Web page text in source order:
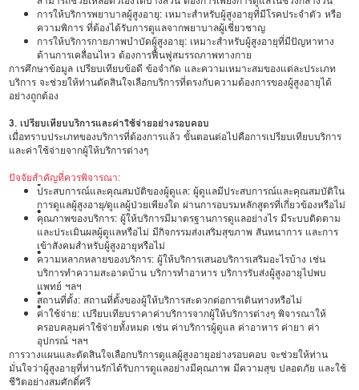
การให้บริการพยาบาลผู้สูงอายุ: เหมาะสำหรับผู้สูงอายุที่มีโรคประจำตัว หรือ
ความพิการ ที่ต้องได้รับการดูแลจากพยาบาลผู้เชี่ยวชาญ
การให้บริการกายภาพบำบัดผู้สูงอายุ: เหมาะสำหรับผู้สูงอายุที่มีปัญหาทาง
ด้านการเคลื่อนไหว ต้องการฟื้นฟูสมรรถภาพทางกาย
การศึกษาข้อมูล เปรียบเทียบข้อดี ข้อจำกัด และความเหมาะสมของแต่ละประเภท
บริการ จะช่วยให้ท่านตัดสินใจเลือกบริการที่ตรงกับความต้องการของผู้สูงอายุได้
อย่างถูกต้อง
3. เปรียบเทียบบริการและค่าใช้จ่ายอย่างรอบคอบ
เมื่อทราบประเภทของบริการที่ต้องการแล้ว ขั้นตอนต่อไปคือการเปรียบเทียบบริการ
และค่าใช้จ่ายจากผู้ให้บริการต่างๆ
ปัจจัยสำคัญที่ควรพิจารณา:
•
ประสบการณ์และคุณสมบัติของผู้ดูแล: ผู้ดูแลมีประสบการณ์และคุณสมบัติใน
การดูแลผู้สูงอายุ/ดูแลผู้ป่วยเพียงใด ผ่านการอบรมหลักสูตรที่เกี่ยวข้องหรือไม่
•
คุณภาพของบริการ: ผู้ให้บริการมีมาตรฐานการดูแลอย่างไร มีระบบติดตาม
และประเมินผลผู้ดูแลหรือไม่ มีกิจกรรมส่งเสริมสุขภาพ สันทนาการ และการ
เข้าสังคมสำหรับผู้สูงอายุหรือไม่
•
ความหลากหลายของบริการ: ผู้ให้บริการเสนอบริการเสริมอะไรบ้าง เช่น
บริการทำความสะอาดบ้าน บริการทำอาหาร บริการรับส่งผู้สูงอายุไปพบ
แพทย์ ฯลฯ
•
สถานที่ตั้ง: สถานที่ตั้งของผู้ให้บริการสะดวกต่อการเดินทางหรือไม่
•
ค่าใช้จ่าย: เปรียบเทียบราคาค่าบริการจากผู้ให้บริการต่างๆ พิจารณาให้
ครอบคลุมค่าใช้จ่ายทั้งหมด เช่น ค่าบริการผู้ดูแล ค่าอาหาร ค่ายา ค่า
อุปกรณ์ ฯลฯ
การวางแผนและตัดสินใจเลือกบริการดูแลผู้สูงอายุอย่างรอบคอบ จะช่วยให้ท่าน
มั่นใจว่าผู้สูงอายุที่ท่านรักได้รับการดูแลอย่างมีคุณภาพ มีความสุข ปลอดภัย และใช้
ชีวิตอย่างสมศักดิ์ศรี